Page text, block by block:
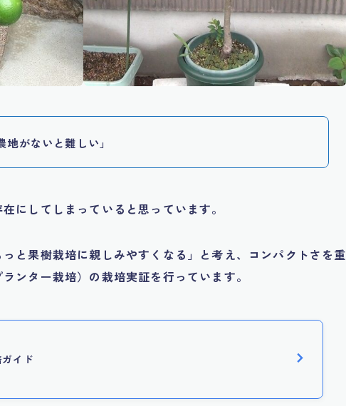
地がないと難しい」
にしてしまっていると思っています。
っと果樹栽培に親しみやすくなる」と考え、コンパクトさを重
ンター栽培）の栽培実証を行っています。
イド